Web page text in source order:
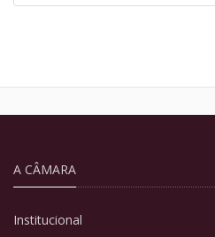
A CÂMARA
Institucional